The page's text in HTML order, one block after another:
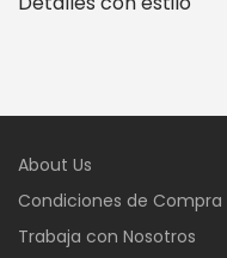
About Us
Condiciones de Compra
Trabaja con Nosotros